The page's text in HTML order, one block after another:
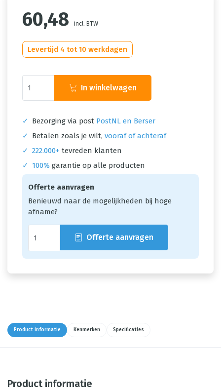
60,48 incl. BTW
Levertijd 4 tot 10 werkdagen
In winkelwagen
✓ Bezorging via post PostNL en Berser
✓
Betalen zoals je wilt, vooraf of achteraf
✓ 222.000+ tevreden klanten
✓
100% garantie op alle producten
Offerte aanvragen
Benieuwd naar de mogelijkheden bij hoge
afname?
Offerte aanvragen
Product informatie Kenmerken Specificaties
Product informatie